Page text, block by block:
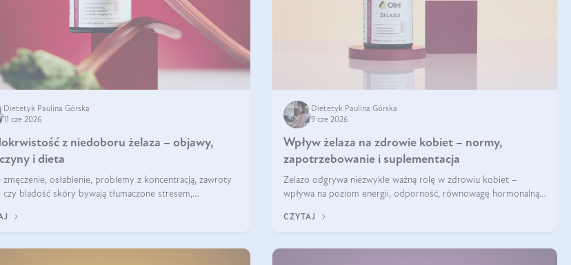
Dietetyk Paulina Górska
11 cze 2026
z niedoboru żelaza – objawy,
i dieta
zmęczenie, osłabienie, problemy z koncentracją, zawroty
czy bladość skóry bywają tłumaczone stresem,
niedokrwistość z niedoboru żelaza.
Dietetyk Paulina Górska
9 cze 2026
Wpływ żelaza na zdrowie kobiet – normy,
zapotrzebowanie i suplementacja
Żelazo odgrywa niezwykle ważną rolę w zdrowiu kobiet –
wpływa na poziom energii, odporność, równowagę hormonalną i
niedobór może prowadzić m.in. do zmęczenia, bólów i zawrotów
CZYTAJ